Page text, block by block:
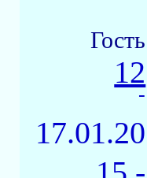
Гость
12
-
17.01.20